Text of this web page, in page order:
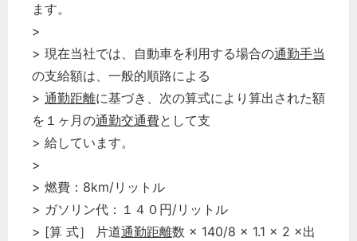
ます。
>
> 現在当社では、自動車を利用する場合の通勤手当
の支給額は、一般的順路による
> 通勤距離に基づき、次の算式により算出された額
を１ヶ月の通勤交通費として支
> 給しています。
>
> 燃費：8km/リットル
> ガソリン代：１４０円/リットル
> [算 式］ 片道通勤距離数 × 140/8 × 1.1 × 2 ×出